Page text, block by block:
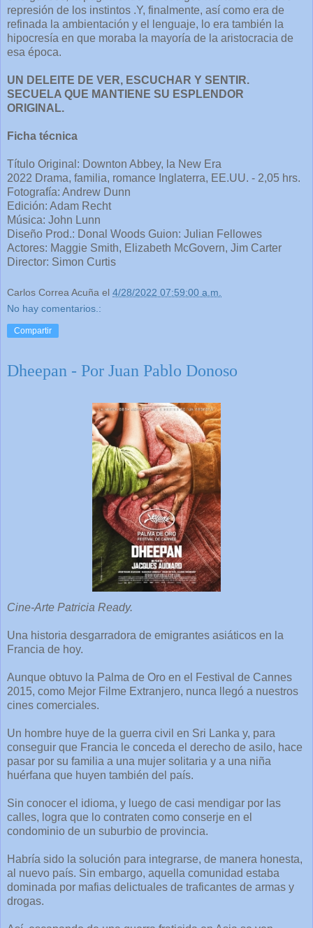
represión de los instintos .Y, finalmente, así como era de
refinada la ambientación y el lenguaje, lo era también la
hipocresía en que moraba la mayoría de la aristocracia de
esa época.
UN DELEITE DE VER, ESCUCHAR Y SENTIR.
SECUELA QUE MANTIENE SU ESPLENDOR
ORIGINAL.
Ficha técnica
Título Original: Downton Abbey, la New Era
2022 Drama, familia, romance Inglaterra, EE.UU. - 2,05 hrs.
Fotografía: Andrew Dunn
Edición: Adam Recht
Música: John Lunn
Diseño Prod.: Donal Woods Guion: Julian Fellowes
Actores: Maggie Smith, Elizabeth McGovern, Jim Carter
Director: Simon Curtis
Carlos Correa Acuña el 4/28/2022 07:59:00 a.m.
No hay comentarios.:
Compartir
Dheepan - Por Juan Pablo Donoso
Cine-Arte Patricia Ready.
Una historia desgarradora de emigrantes asiáticos en la
Francia de hoy.
Aunque obtuvo la Palma de Oro en el Festival de Cannes
2015, como Mejor Filme Extranjero, nunca llegó a nuestros
cines comerciales.
Un hombre huye de la guerra civil en Sri Lanka y, para
conseguir que Francia le conceda el derecho de asilo, hace
pasar por su familia a una mujer solitaria y a una niña
huérfana que huyen también del país.
Sin conocer el idioma, y luego de casi mendigar por las
calles, logra que lo contraten como conserje en el
condominio de un suburbio de provincia.
Habría sido la solución para integrarse, de manera honesta,
al nuevo país. Sin embargo, aquella comunidad estaba
dominada por mafias delictuales de traficantes de armas y
drogas.